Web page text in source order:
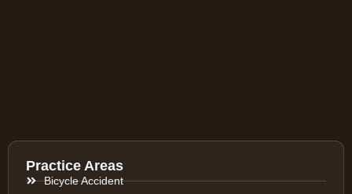
Practice Areas
Bicycle Accident